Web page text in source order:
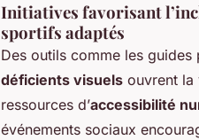
Initiatives favorisant
sportifs adaptés
Des outils comme les
déficients visuels ouvrent la
ressources d’accessibilité
événements sociaux